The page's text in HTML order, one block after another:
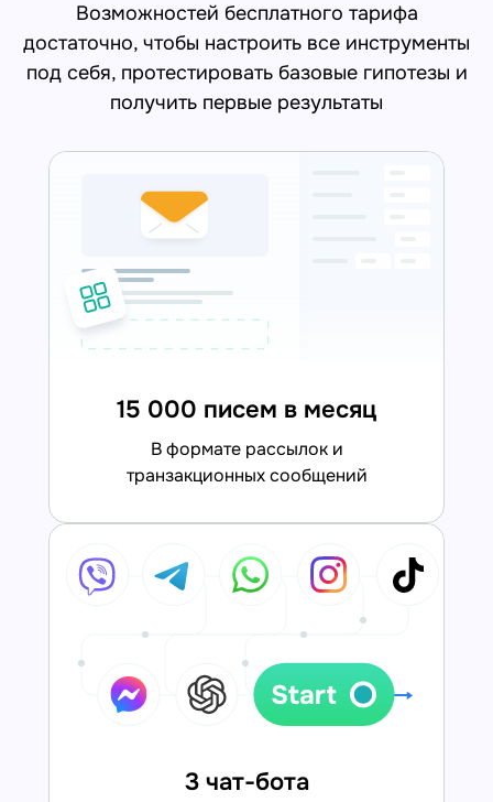
Возможностей бесплатного тарифа
достаточно, чтобы настроить все инструменты
под себя, протестировать базовые гипотезы и
получить первые результаты
15 000 писем в месяц
в формате рассылок и
транзакционных сообщений
3 чат-бота